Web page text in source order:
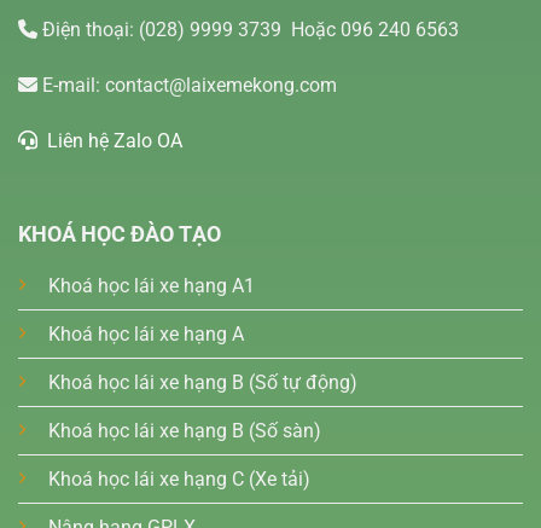
Điện thoại: (028) 9999 3739 Hoặc 096 240 6563
E-mail: contact@laixemekong.com
Liên hệ Zalo OA
KHOÁ HỌC ĐÀO TẠO
Khoá học lái xe hạng A1
Khoá học lái xe hạng A
Khoá học lái xe hạng B (Số tự động)
Khoá học lái xe hạng B (Số sàn)
Khoá học lái xe hạng C (Xe tải)